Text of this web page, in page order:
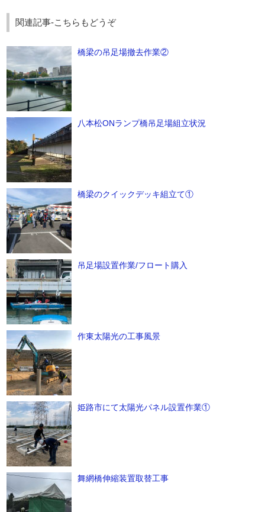
関連記事-こちらもどうぞ
橋梁の吊足場撤去作業②
八本松ONランプ橋吊足場組立状況
橋梁のクイックデッキ組立て①
吊足場設置作業/フロート購入
作東太陽光の工事風景
姫路市にて太陽光パネル設置作業①
舞網橋伸縮装置取替工事